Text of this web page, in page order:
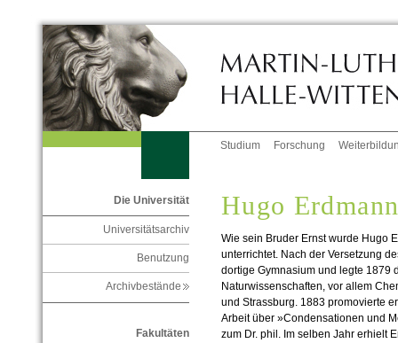
Studium Forschung
Die Universität
Universitätsarchiv
Benutzung
Archivbestände
Fakultäten
Hugo
Wie sein Bruder Ernst wurde Hugo
unterrichtet. Nach der Versetzung
dortige Gymnasium und legte 1879
Naturwissenschaften, vor allem
und Strassburg. 1883 promovierte
Arbeit über »Condensationen und
zum Dr. phil. Im selben Jahr erhielt